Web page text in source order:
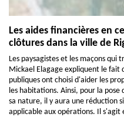
Les aides financières en
clôtures dans la ville de
Les paysagistes et les maçons
Mickael Elagage expliquent le
publiques ont choisi d'aider les
les habitations. Ainsi, pour la
sa nature, il y aura une réduction
applicable aux opérations. Il